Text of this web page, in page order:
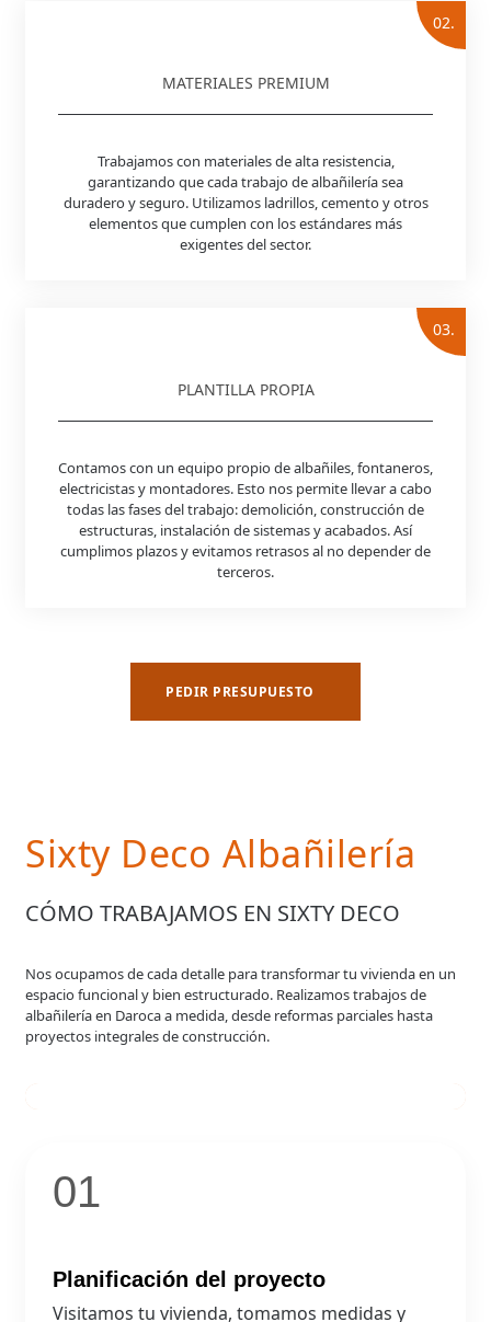
02.
MATERIALES PREMIUM
Trabajamos con materiales de alta resistencia,
garantizando que cada trabajo de albañilería sea
duradero y seguro. Utilizamos ladrillos, cemento y otros
elementos que cumplen con los estándares más
exigentes del sector.
03.
PLANTILLA PROPIA
Contamos con un equipo propio de albañiles, fontaneros,
electricistas y montadores. Esto nos permite llevar a cabo
todas las fases del trabajo: demolición, construcción de
estructuras, instalación de sistemas y acabados. Así
cumplimos plazos y evitamos retrasos al no depender de
terceros.
PEDIR PRESUPUESTO
Sixty Deco Albañilería
CÓMO TRABAJAMOS EN SIXTY DECO
Nos ocupamos de cada detalle para transformar tu vivienda en un
espacio funcional y bien estructurado. Realizamos trabajos de
albañilería en Daroca a medida, desde reformas parciales hasta
proyectos integrales de construcción.
01
Planificación del proyecto
Visitamos tu vivienda, tomamos medidas y